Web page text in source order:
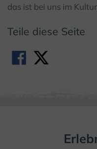
das ist bei uns im
Teile diese Seite